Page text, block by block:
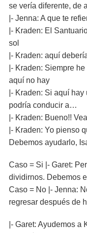
se vería diferente, de
|- Jenna: A que te
|- Kraden: El
sol
|- Kraden: aquí
|- Kraden: Siempre
aquí no hay
|- Kraden: Si aquí
podría conducir a…
|- Kraden: Bueno!!
|- Kraden: Yo pienso
Debemos ayudarlo,
Caso = Si |- Garet:
dividirnos. Debemos
Caso = No |- Jenna:
regresar después de
|- Garet: Ayudemos a